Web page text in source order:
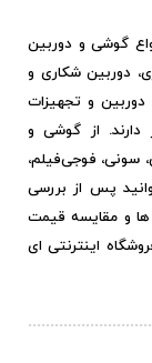
گوشی و دوربین
دوربین شکاری و
و تجهیزات
از گوشی و
سونی، فوجی‌فیلم،
پس از بررسی
و مقایسه قیمت
اینترنتی ای